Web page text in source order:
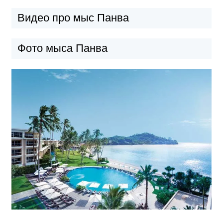
Видео про мыс Панва
Фото мыса Панва